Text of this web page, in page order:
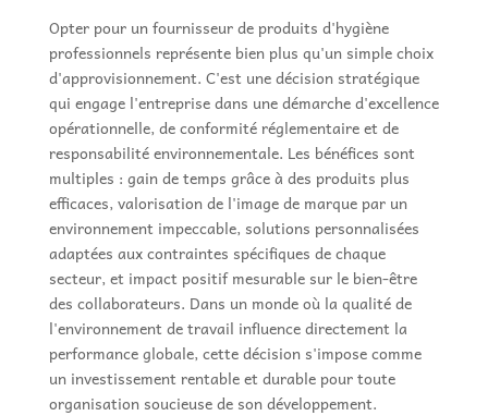
Opter pour un fournisseur de produits d'hygiène
professionnels représente bien plus qu'un simple choix
d'approvisionnement. C'est une décision stratégique
qui engage l'entreprise dans une démarche d'excellence
opérationnelle, de conformité réglementaire et de
responsabilité environnementale. Les bénéfices sont
multiples : gain de temps grâce à des produits plus
efficaces, valorisation de l'image de marque par un
environnement impeccable, solutions personnalisées
adaptées aux contraintes spécifiques de chaque
secteur, et impact positif mesurable sur le bien-être
des collaborateurs. Dans un monde où la qualité de
l'environnement de travail influence directement la
performance globale, cette décision s'impose comme
un investissement rentable et durable pour toute
organisation soucieuse de son développement.